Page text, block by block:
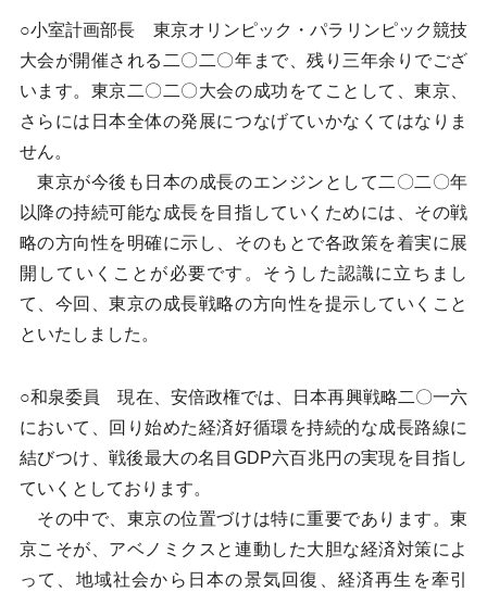
○小室計画部長 東京オリンピック・パラリンピック競技
大会が開催される二〇二〇年まで、残り三年余りでござ
います。東京二〇二〇大会の成功をてことして、東京、
さらには日本全体の発展につなげていかなくてはなりま
せん。
東京が今後も日本の成長のエンジンとして二〇二〇年
以降の持続可能な成長を目指していくためには、その戦
略の方向性を明確に示し、そのもとで各政策を着実に展
開していくことが必要です。そうした認識に立ちまし
て、今回、東京の成長戦略の方向性を提示していくこと
といたしました。
○和泉委員 現在、安倍政権では、日本再興戦略二〇一六
において、回り始めた経済好循環を持続的な成長路線に
結びつけ、戦後最大の名目GDP六百兆円の実現を目指し
ていくとしております。
その中で、東京の位置づけは特に重要であります。東
京こそが、アベノミクスと連動した大胆な経済対策によ
って、地域社会から日本の景気回復、経済再生を牽引